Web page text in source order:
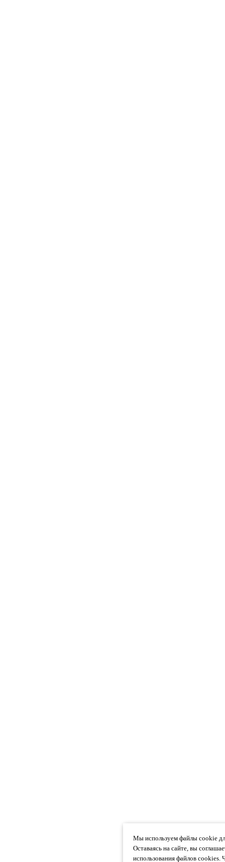
Мы используем файлы cookie
Оставаясь на сайте, вы
использования файлов cookies.